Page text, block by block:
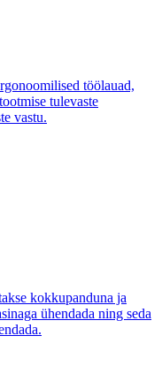
töölauad,
tulevaste
vastu.
kokkupanduna ja
ühendada ning seda